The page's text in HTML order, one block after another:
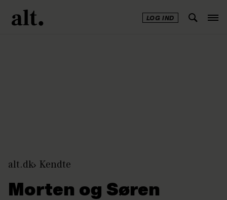
LOG IND
alt.dk Kendte
Morten og Søren